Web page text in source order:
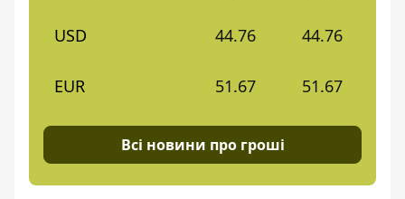
USD 44.76 44.76
EUR 51.67 51.67
Всі новини про гроші